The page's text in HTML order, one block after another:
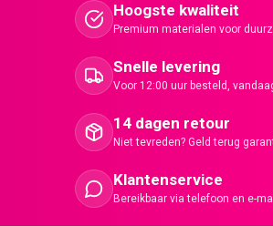
Hoogste kwaliteit
Premium materialen voor
Snelle levering
Voor 12:00 uur besteld,
14 dagen retour
Niet tevreden? Geld terug
Klantenservice
Bereikbaar via telefoon en e-